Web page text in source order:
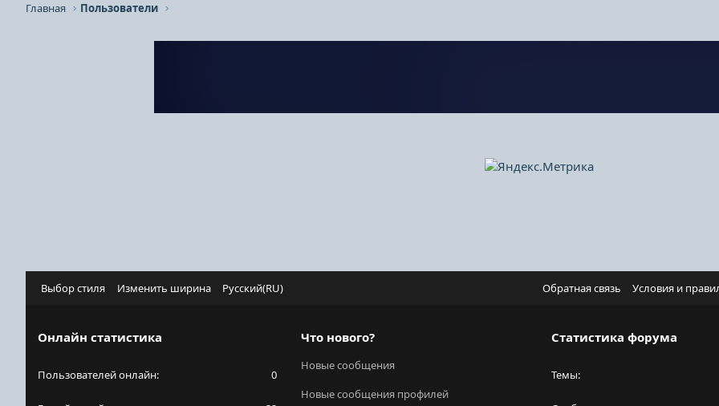
Главная Пользователи
Выбор стиля Изменить ширина Русский(RU) Обратная связь Условия и
Онлайн статистика
Пользователей онлайн 0
Что нового?
Новые сообщения
Новые сообщения профилей
Статистика форума
Темы